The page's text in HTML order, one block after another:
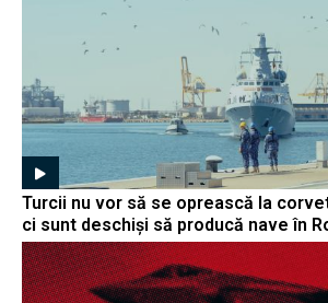
Turcii nu vor să se oprească la
ci sunt deschiși să producă nave în